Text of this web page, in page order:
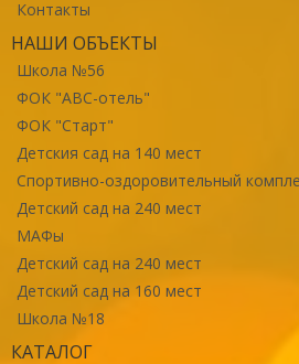
Контакты
НАШИ ОБЪЕКТЫ
Школа №56
ФОК "ABC-отель"
ФОК "Старт"
Детския сад на 140 мест
Спортивно-оздоровительный
Детский сад на 240 мест
МАФы
Детский сад на 240 мест
Детский сад на 160 мест
Школа №18
КАТАЛОГ